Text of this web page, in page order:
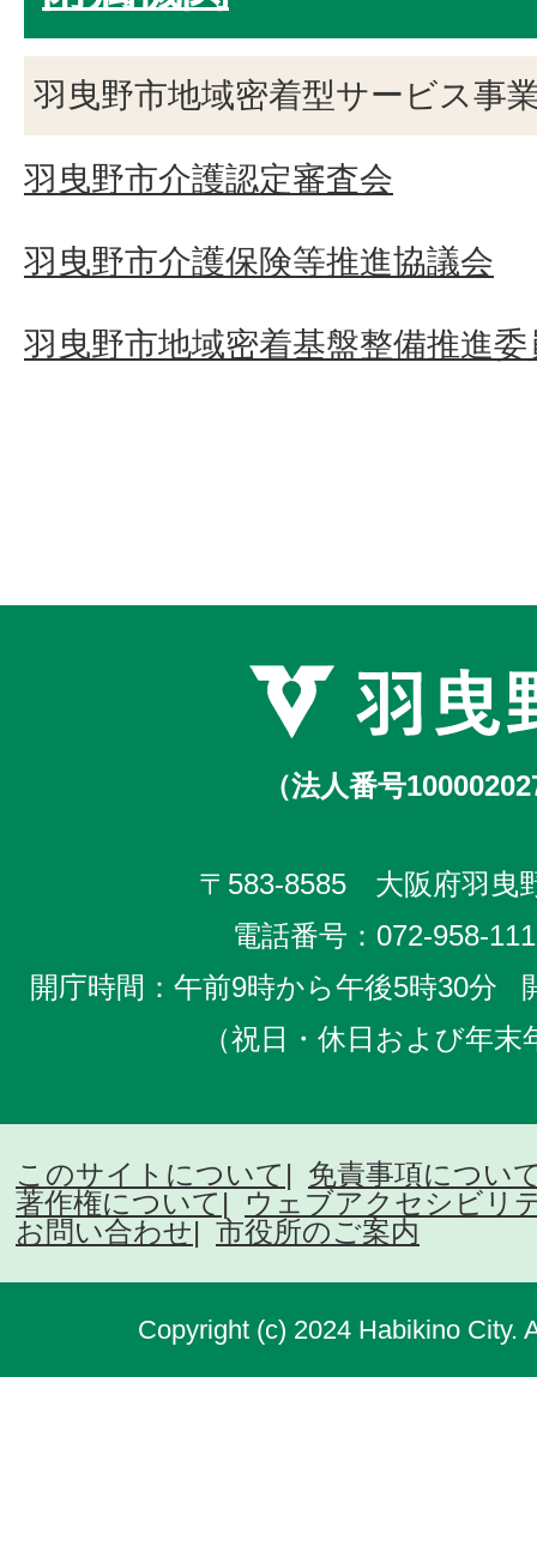
羽曳野市地域密着型サービス事
羽曳野市介護認定審査会
羽曳野市介護保険等推進協議会
羽曳野市地域密着基盤整備推進委
（法人番号
〒583-8585 大阪府羽曳
電話番号： 072-958-
開庁時間：午前9時から午後5時30分
（祝日・休日および年
このサイトについて
免責事項につい
著作権について
ウェブアクセシビリ
お問い合わせ
市役所のご案内
Copyright (c) 2024 Habikino City.